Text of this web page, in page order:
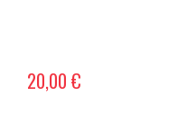
20,00 €